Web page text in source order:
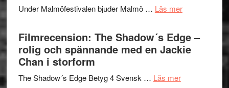
Pöntinen
avslutar
Under Malmöfestivalen bjuder Malmö … Läs merom
in
till
Filmrecension: The Shadow´s Edge –
rolig och spännande med en Jackie
Chan i storform
The Shadow´s Edge Betyg 4 Svensk … Läs merom